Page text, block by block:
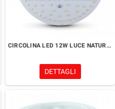
CIRCOLINA LED 12W LUCE NATURALE 4000K
DETTAGLI